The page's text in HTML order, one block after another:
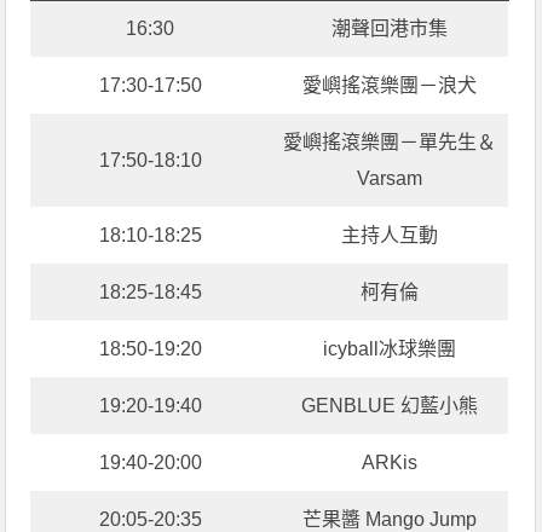
16:30 潮聲回港市集
17:30-17:50 愛嶼搖滾樂團－浪犬
17:50-18:10
愛嶼搖滾樂團－單先生＆
Varsam
18:10-18:25 主持人互動
18:25-18:45 柯有倫
18:50-19:20 icyball冰球樂團
19:20-19:40 GENBLUE 幻藍小熊
19:40-20:00 ARKis
20:05-20:35 芒果醬 Mango Jump